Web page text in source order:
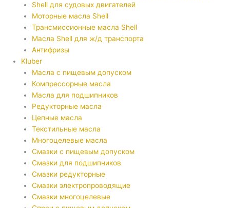
Shell для судовых двигателей
Моторные масла Shell
Трансмиссионные масла Shell
Масла Shell для ж/д транспорта
Антифризы
Kluber
Масла с пищевым допуском
Компрессорные масла
Масла для подшипников
Редукторные масла
Цепные масла
Текстильные масла
Многоцелевые масла
Смазки с пищевым допуском
Смазки для подшипников
Смазки редукторные
Смазки электропроводящие
Смазки многоцелевые